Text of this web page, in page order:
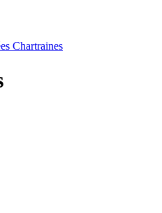
Chartraines